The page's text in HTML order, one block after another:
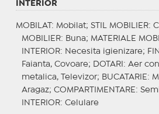
INTERIOR
MOBILAT : Mobilat; STIL MOBILIER:
MOBILIER: Buna; MATERIALE
INTERIOR: Necesita igienizare;
Faianta, Covoare;
DOTARI : Aer
metalica, Televizor; BUCATARIE :
Aragaz; COMPARTIMENTARE :
INTERIOR: Celulare